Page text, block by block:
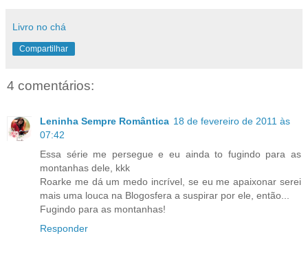
Livro no chá
Compartilhar
4 comentários:
Leninha Sempre Romântica 18 de fevereiro de 2011 às
07:42
Essa série me persegue e eu ainda to fugindo para as
montanhas dele, kkk
Roarke me dá um medo incrível, se eu me apaixonar serei
mais uma louca na Blogosfera a suspirar por ele, então...
Fugindo para as montanhas!
Responder